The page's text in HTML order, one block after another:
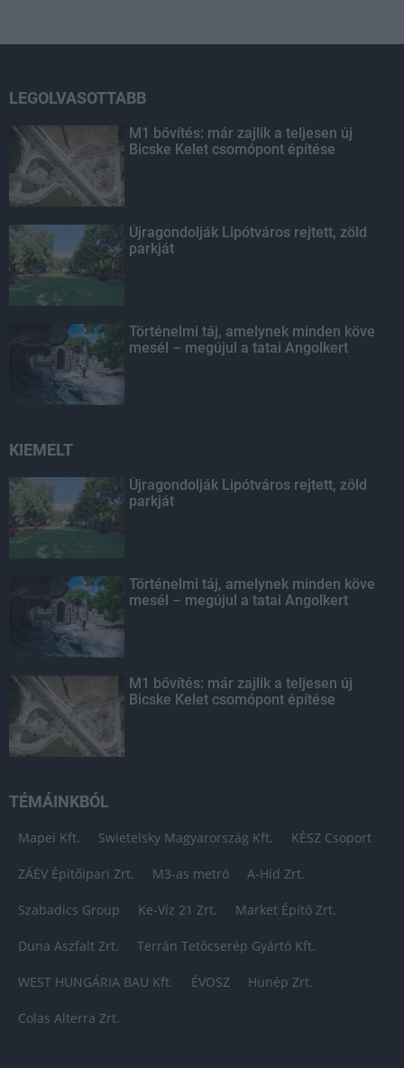
LEGOLVASOTTABB
M1 bővítés: már zajlik a teljesen új
Bicske Kelet csomópont építése
Újragondolják Lipótváros rejtett, zöld
parkját
Történelmi táj, amelynek minden köve
mesél – megújul a tatai Angolkert
KIEMELT
Újragondolják Lipótváros rejtett, zöld
parkját
Történelmi táj, amelynek minden köve
mesél – megújul a tatai Angolkert
M1 bővítés: már zajlik a teljesen új
Bicske Kelet csomópont építése
TÉMÁINKBÓL
Mapei Kft. Swietelsky Magyarország Kft. KÉSZ Csoport
ZÁÉV Építőipari Zrt. M3-as metró A-Híd Zrt.
Szabadics Group Ke-Víz 21 Zrt. Market Építő Zrt.
Duna Aszfalt Zrt. Terrán Tetőcserép Gyártó Kft.
WEST HUNGÁRIA BAU Kft. ÉVOSZ Hunép Zrt.
Colas Alterra Zrt.